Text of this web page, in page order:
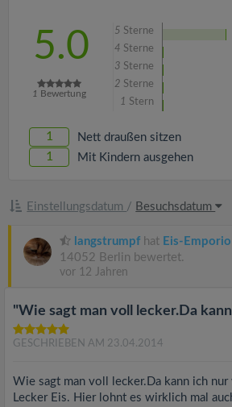
5.0
1 Bewertung
5 Sterne
4 Sterne
3 Sterne
2 Sterne
1 Stern
1 Nett draußen sitzen
1 Mit Kindern ausgehen
Einstellungsdatum / Besuchsdatum
langstrumpf hat Eis-
14052 Berlin bewertet.
vor 12 Jahren
"Wie sagt man voll lecker.Da kann
GESCHRIEBEN AM 23.04.2014
Wie sagt man voll lecker.Da kann ich
Lecker Eis. Hier lohnt es wirklich mal